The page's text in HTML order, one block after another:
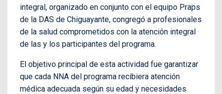
integral, organizado en conjunto con el equipo Praps
de la DAS de Chiguayante, congregó a profesionales
de la salud comprometidos con la atención integral
de las y los participantes del programa.
El objetivo principal de esta actividad fue garantizar
que cada NNA del programa recibiera atención
médica adecuada según su edad y necesidades